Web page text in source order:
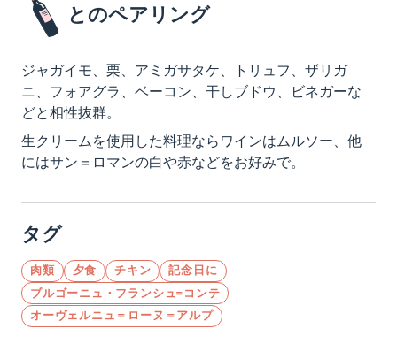
とのペアリング
ジャガイモ、栗、アミガサタケ、トリュフ、ザリガ
ニ、フォアグラ、ベーコン、干しブドウ、ビネガーな
どと相性抜群。
生クリームを使用した料理ならワインはムルソー、他
にはサン＝ロマンの白や赤などをお好みで。
タグ
肉類 夕食 チキン
記念日に
ブルゴーニュ・フランシュ=コンテ
オーヴェルニュ＝ローヌ＝アルプ